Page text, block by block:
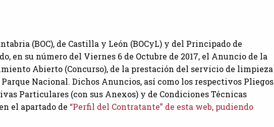
(BOC), de Castilla y León (BOCyL) y del Principado de
en su número del Viernes 6 de Octubre de 2017, el Anuncio de la
Abierto (Concurso), de la prestación del servicio de limpieza
Nacional. Dichos Anuncios, así como los respectivos Pliegos
Particulares (con sus Anexos) y de Condiciones Técnicas
el apartado de “Perfil del Contratante” de esta web, pudiendo